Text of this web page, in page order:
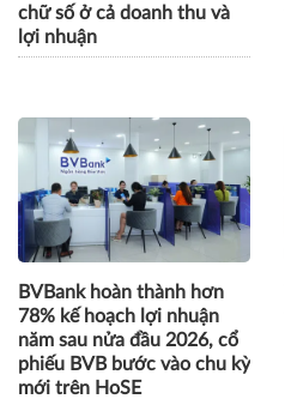
chữ số ở cả doanh thu và
lợi nhuận
BVBank hoàn thành hơn
78% kế hoạch lợi nhuận
năm sau nửa đầu 2026, cổ
phiếu BVB bước vào chu kỳ
mới trên HoSE